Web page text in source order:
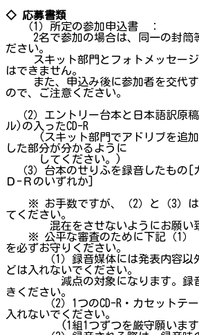
◇ 応募書類
（1）所定の参加申込書 ：
2名で参加の場合は、同一の封筒
ださい。
スキット部門とフォトメッセージ
はできません。
また、申込み後に参加者を交代す
ので、ご注意ください。
（2）エントリー台本と日本語訳原稿
ル)の入ったCD-R
(スキット部門でアドリブを追加
した部分が分かるように
してください。)
（3）台本のせりふを録音したもの[
Ｄ-Ｒのいずれか]
※ お手数ですが、（2）と（3）は
てください。
混在をさせないようにお願い致
※ 公平な審査のために下記（1）（
を必ずお守りください。
（1）録音媒体には発表内容以外
どは入れないでください。
減点の対象になります。録音
きください。
（2）1つのCD-R・カセットテー
入れないでください。
(1組1つずつを厳守願います